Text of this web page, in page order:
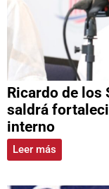
Ricardo de los
saldrá
interno
Leer más